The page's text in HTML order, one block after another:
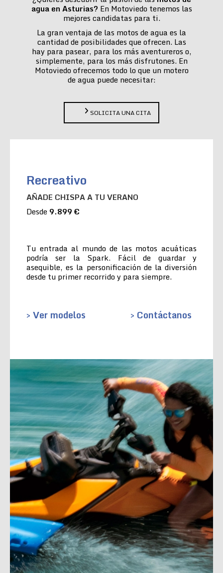
agua en Asturias? En Motoviedo tenemos las
mejores candidatas para ti.
La gran ventaja de las motos de agua es la
cantidad de posibilidades que ofrecen. Las
hay para pasear, para los más aventureros o,
simplemente, para los más disfrutones. En
Motoviedo ofrecemos todo lo que un motero
de agua puede necesitar:
SOLICITA UNA CITA
Recreativo
AÑADE CHISPA A TU VERANO
Desde 9.899 €
Tu entrada al mundo de las motos acuáticas
podría ser la Spark. Fácil de guardar y
asequible, es la personificación de la diversión
desde tu primer recorrido y para siempre.
> Ver modelos > Contáctanos